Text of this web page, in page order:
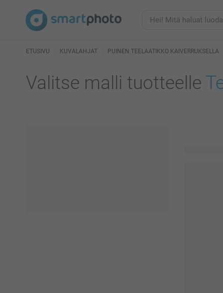
ETUSIVU KUVALAHJAT PUINEN TEELAATIKKO KAIVERRUKSELLA
Valitse malli tuotteelle